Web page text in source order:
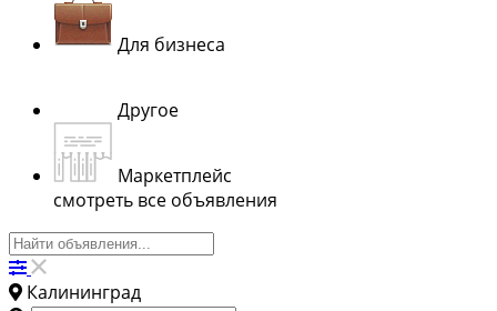
Для бизнеса
Другое
Маркетплейс
смотреть все объявления
Калининград